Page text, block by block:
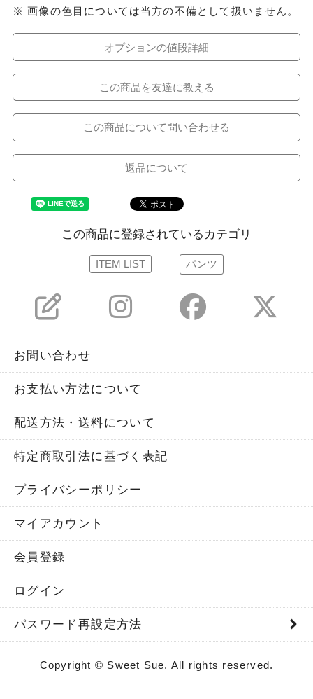
※ 画像の色目については当方の不備として扱いません。
オプションの値段詳細
この商品を友達に教える
この商品について問い合わせる
返品について
この商品に登録されているカテゴリ
ITEM LIST パンツ
お問い合わせ
お支払い方法について
配送方法・送料について
特定商取引法に基づく表記
プライバシーポリシー
マイアカウント
会員登録
ログイン
パスワード再設定方法
Copyright © Sweet Sue. All rights reserved.